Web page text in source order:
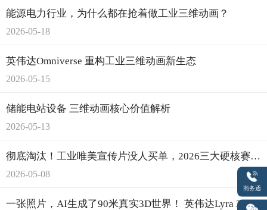
能源电力行业，为什么都在抢着做工业三维动画？
2026-05-18
英伟达Omniverse 重构工业三维动画新生态
2026-05-15
储能电站设备 三维动画核心价值解析
2026-05-13
彻底淘汰！工业唯美宣传片没人买单，2026三大硬核赛道爆单：仿真动画成刚需
2026-05-08
一张照片，AI生成了90米真实3D世界！ 英伟达Lyra 2.0让虚拟世界不再“失忆”
商务通